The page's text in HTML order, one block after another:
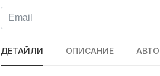
ДЕТАЙЛИ ОПИСАНИЕ